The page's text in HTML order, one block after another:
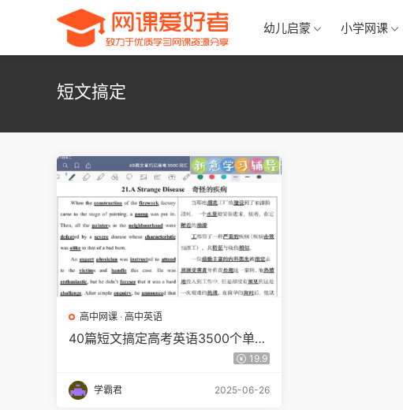
幼儿启蒙 小学网课
短文搞定
高中网课 · 高中英语
40篇短文搞定高考英语3500个单词
19.9
学霸君 2025-06-26